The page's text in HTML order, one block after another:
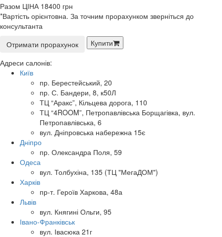
Разом ЦІНА 18400 грн
*Вартість орієнтовна. За точним прорахунком зверніться до
консультанта
Отримати прорахунок
Купити
Адреси салонів:
Київ
пр. Берестейський, 20
пр. С. Бандери, 8, к50Л
ТЦ “Аракс”, Кільцева дорога, 110
ТЦ “4ROOM”, Петропавлівська Борщагівка, вул.
Петропавлівська, 6
вул. Дніпровська набережна 15є
Дніпро
пр. Олександра Поля, 59
Одеса
вул. Толбухіна, 135 (ТЦ "МегаДОМ")
Харків
пр-т. Героїв Харкова, 48а
Львів
вул. Княгині Ольги, 95
Івано-Франківськ
вул. Івасюка 21г